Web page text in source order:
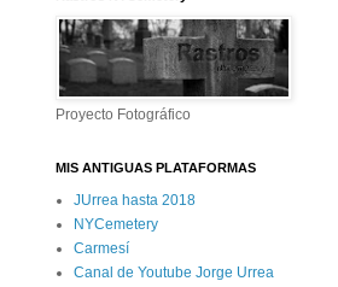
Proyecto Fotográfico
MIS ANTIGUAS PLATAFORMAS
JUrrea hasta 2018
NYCemetery
Carmesí
Canal de Youtube Jorge Urrea